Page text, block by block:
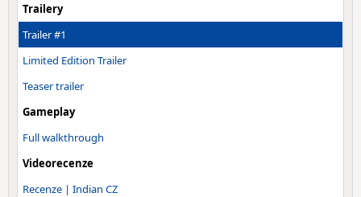
Trailery
Trailer #1
Limited Edition Trailer
Teaser trailer
Gameplay
Full walkthrough
Videorecenze
Recenze | Indian CZ